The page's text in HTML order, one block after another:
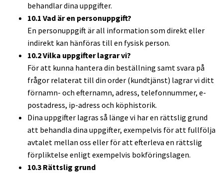
behandlar dina uppgifter.
10.1 Vad är en personuppgift?
En personuppgift är all information som direkt eller
indirekt kan hänföras till en fysisk person.
10.2 Vilka uppgifter lagrar vi?
För att kunna hantera din beställning samt svara på
frågor relaterat till din order (kundtjänst) lagrar vi ditt
förnamn- och efternamn, adress, telefonnummer, e-
postadress, ip-adress och köphistorik.
Dina uppgifter lagras så länge vi har en rättslig grund
att behandla dina uppgifter, exempelvis för att fullfölja
avtalet mellan oss eller för att efterleva en rättslig
förpliktelse enligt exempelvis bokföringslagen.
10.3 Rättslig grund